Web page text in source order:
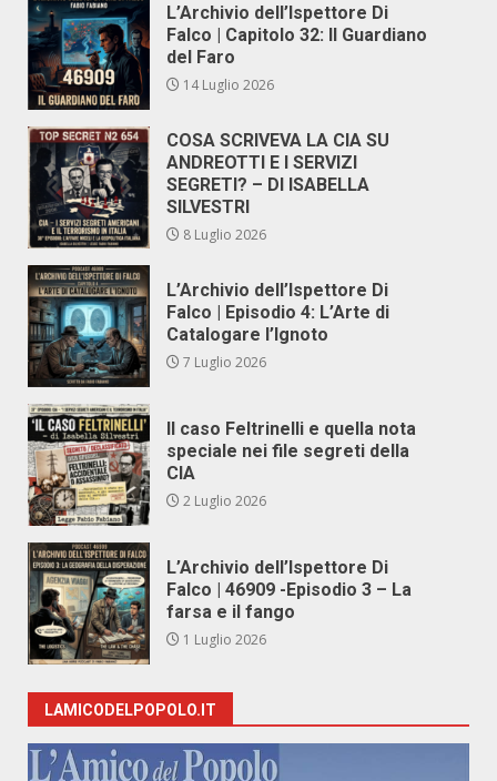
L’Archivio dell’Ispettore Di
Falco | Capitolo 32: Il Guardiano
del Faro
14 Luglio 2026
COSA SCRIVEVA LA CIA SU
ANDREOTTI E I SERVIZI
SEGRETI? – DI ISABELLA
SILVESTRI
8 Luglio 2026
L’Archivio dell’Ispettore Di
Falco | Episodio 4: L’Arte di
Catalogare l’Ignoto
7 Luglio 2026
Il caso Feltrinelli e quella nota
speciale nei file segreti della
CIA
2 Luglio 2026
L’Archivio dell’Ispettore Di
Falco | 46909 -Episodio 3 – La
farsa e il fango
1 Luglio 2026
LAMICODELPOPOLO.IT